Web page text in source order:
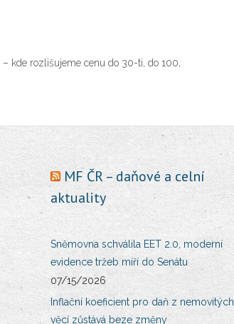
kde rozlišujeme cenu do 30-ti, do 100,
MF ČR – daňové a celní
aktuality
Sněmovna schválila EET 2.0, moderní
evidence tržeb míří do Senátu
07/15/2026
Inflační koeficient pro daň z nemovitých
věcí zůstává beze změny